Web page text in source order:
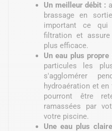
Un meilleur débit :
brassage en
important ce
filtration et assure
plus efficace.
Un eau plus propre
particules les
s'agglomérer
hydroaération et
pourront être
ramassées par
votre piscine.
Une eau plus